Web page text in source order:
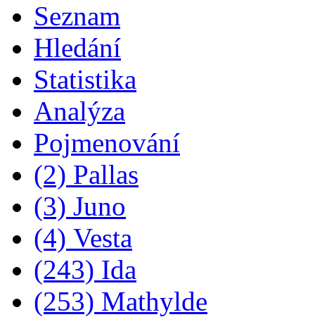
Seznam
Hledání
Statistika
Analýza
Pojmenování
(2) Pallas
(3) Juno
(4) Vesta
(243) Ida
(253) Mathylde